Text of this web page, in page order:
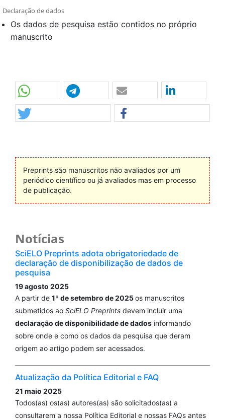
Declaração de dados
Os dados de pesquisa estão contidos no próprio
manuscrito
Preprints são manuscritos não avaliados por um
periódico científico ou já avaliados mas em processo
de publicação.
Notícias
SciELO Preprints adota obrigatoriedade de
declaração de disponibilização de dados de
pesquisa
19 agosto 2025
A partir de 1º de setembro de 2025os manuscritos
submetidos ao SciELO Preprints devem incluir uma
declaração de disponibilidade de dados informando
sobre onde e como os dados da pesquisa que deram
origem ao artigo podem ser acessados.
Atualização da Política Editorial e FAQ
21 maio 2025
Todos(as) os(as) autores(as) são solicitados(as) a
consultarem a nossa Política Editorial e nossas FAQs antes